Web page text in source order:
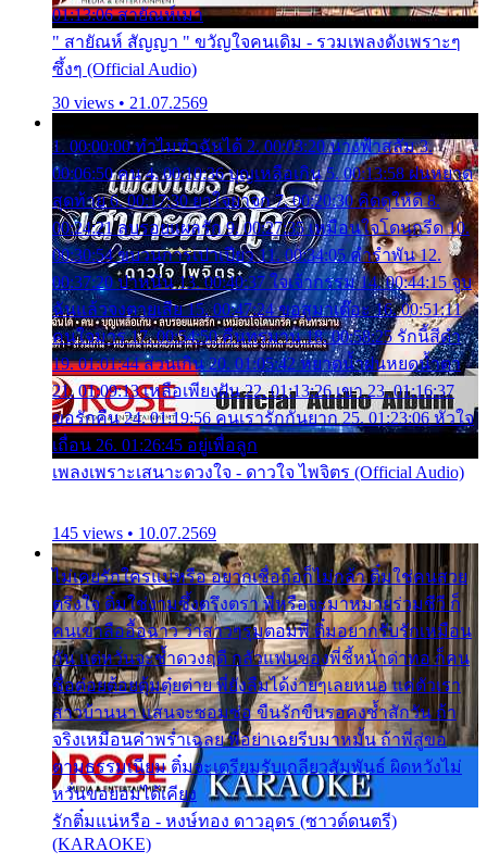
01:13:06 สายัณห์เมา
" สายัณห์ สัญญา " ขวัญใจคนเดิม - รวมเพลงดังเพราะๆ
ซึ้งๆ (Official Audio)
30 views • 21.07.2569
1. 00:00:00 ทำไมทำฉันได้ 2. 00:03:20 นางฟ้าสลัม 3.
00:06:50 คน 4. 00:10:36 บุญเหลือเกิน 5. 00:13:58 ฝนหยาด
สุดท้าย 6. 00:17:30 ยาใจยาจก 7. 00:20:30 คิดดูให้ดี 8.
00:24:21 ลบรอยแผลรัก 9. 00:27:35 เหมือนใจโดนกรีด 10.
00:30:54 ขบวนการเปาเปียว 11. 00:34:05 คำรำพัน 12.
00:37:20 ปาหนัน 13. 00:40:37 ใจเจ้ากรรม 14. 00:44:15 จูบ
ฉันแล้วจงตายเสีย 15. 00:47:24 ขอสูมาเต๊อะ 16. 00:51:11
คนใจมาร 17. 00:54:50 คืนทรมาน 18. 00:58:25 รักนี้สีดำ
19. 01:01:44 ส่วนเกิน 20. 01:05:42 หยาดน้ำฝนหยดน้ำตา
21. 01:09:13 เหลือเพียงฝัน 22. 01:13:26 เขา 23. 01:16:37
ขอรักคืน 24. 01:19:56 คนเรารักกันยาก 25. 01:23:06 หัวใจ
เถื่อน 26. 01:26:45 อยู่เพื่อลูก
เพลงเพราะเสนาะดวงใจ - ดาวใจ ไพจิตร (Official Audio)
145 views • 10.07.2569
ไม่เคยรักใครแน่หรือ อยากเชื่อถือก็ไม่กล้า ติ๋มใช่คนสวย
ตรึงใจ ติ๋มใช่งามซึ้งตรึงตรา พี่หรือจะมาหมายร่วมชีวี ก็
คนเขาลืออื้อฉาว ว่าสาวๆรุมตอมพี่ ติ๋มอยากรับรักเหมือน
กัน แต่หวั่นจะช้ำดวงฤดี กลัวแฟนของพี่ชี้หน้าด่าทอ ก็คน
ชื่อต๋อยต้อยตุ้มตุ๋ยต่าย พี่ยังลืมได้ง่ายๆเลยหนอ แค่ตัวเรา
สาวบ้านนา แสนจะซอมซ่อ ขืนรักขืนรอคงช้ำสักวัน ถ้า
จริงเหมือนคำพร่ำเฉลย พี่อย่าเฉยรีบมาหมั้น ถ้าพี่สู่ขอ
ตามธรรมเนียม ติ๋มจะเตรียมรับเกลียวสัมพันธ์ ผิดหวังไม่
หวั่นขอยอมได้เคียง
รักติ๋มแน่หรือ - หงษ์ทอง ดาวอุดร (ซาวด์ดนตรี)
(KARAOKE)